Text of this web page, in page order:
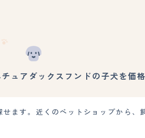
ュアダックスフンドの子犬を価
ます。近くのペットショップから